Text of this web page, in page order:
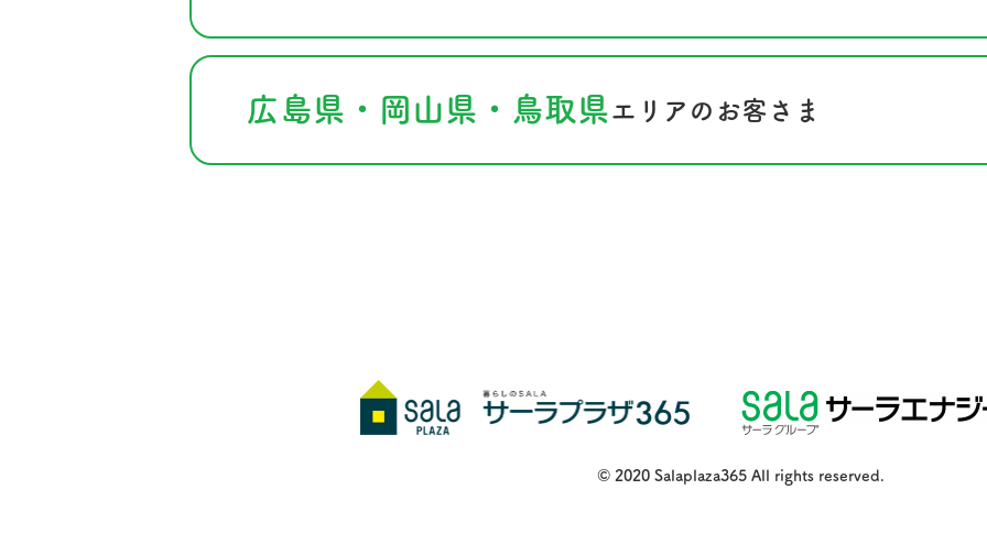
広島県・岡山県・鳥取県エリアのお客さま
© 2020 Salaplaza365 All rights reserved.